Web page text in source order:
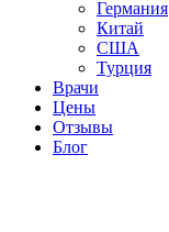
Германия
Китай
США
Турция
Врачи
Цены
Отзывы
Блог